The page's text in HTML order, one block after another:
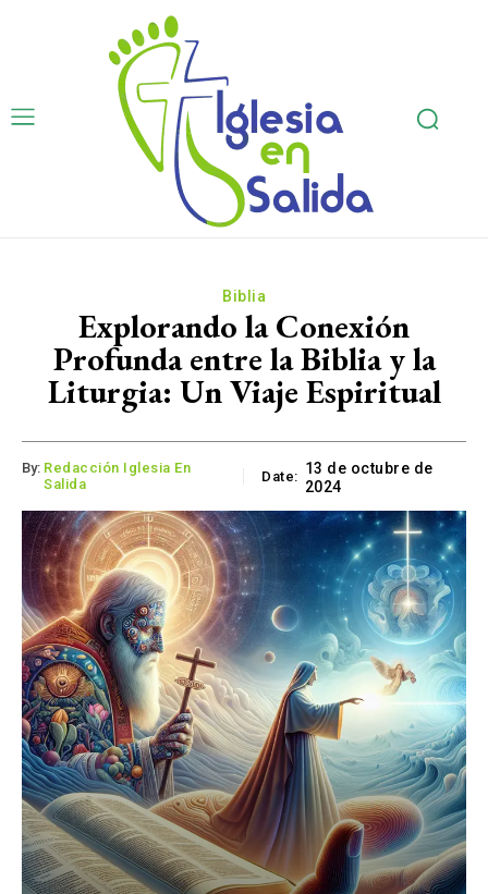
Biblia
Explorando la Conexión
Profunda entre la Biblia y la
Liturgia: Un Viaje Espiritual
By: Redacción Iglesia En
Salida
Date: 13 de octubre de
2024